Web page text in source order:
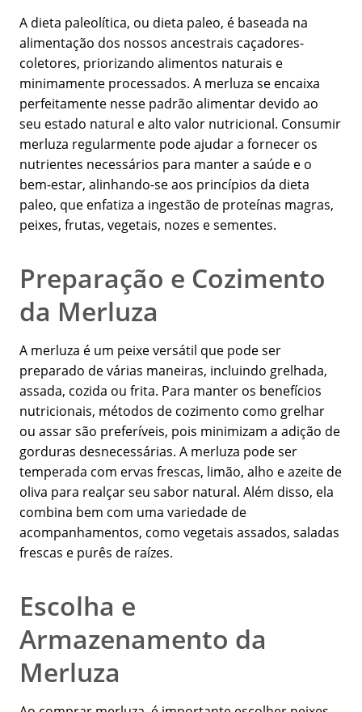
A dieta paleolítica, ou dieta paleo, é baseada na
alimentação dos nossos ancestrais caçadores-
coletores, priorizando alimentos naturais e
minimamente processados. A merluza se encaixa
perfeitamente nesse padrão alimentar devido ao
seu estado natural e alto valor nutricional. Consumir
merluza regularmente pode ajudar a fornecer os
nutrientes necessários para manter a saúde e o
bem-estar, alinhando-se aos princípios da dieta
paleo, que enfatiza a ingestão de proteínas magras,
peixes, frutas, vegetais, nozes e sementes.
Preparação e Cozimento
da Merluza
A merluza é um peixe versátil que pode ser
preparado de várias maneiras, incluindo grelhada,
assada, cozida ou frita. Para manter os benefícios
nutricionais, métodos de cozimento como grelhar
ou assar são preferíveis, pois minimizam a adição de
gorduras desnecessárias. A merluza pode ser
temperada com ervas frescas, limão, alho e azeite de
oliva para realçar seu sabor natural. Além disso, ela
combina bem com uma variedade de
acompanhamentos, como vegetais assados, saladas
frescas e purês de raízes.
Escolha e
Armazenamento da
Merluza